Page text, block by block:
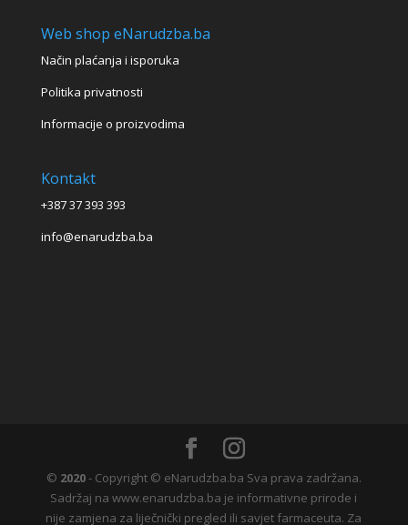
Web shop eNarudzba.ba
Način plaćanja i isporuka
Politika privatnosti
Informacije o proizvodima
Kontakt
+387 37 393 393
info@enarudzba.ba
© 2020- Copyright © eNarudzba.ba Sva prava zadržana.
Sadržaj na www.enarudzba.ba je informativne prirode i
nije zamjena za liječnički pregled ili savjet farmaceuta. Za